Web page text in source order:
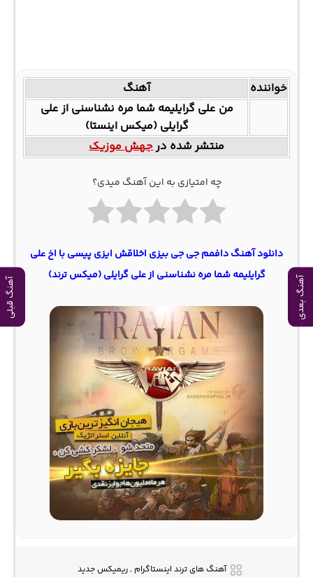
آهنگ بعدی آهنگ قبلی
خواننده
آهنگ
من علی گرایلیمه شما مره نشناسنی از علی
گرایلی (میکس اینستا)
منتشر شده درجهش موزیک
چه امتیازی به این آهنگ میدی؟
دانلود آهنگ دافمم جی جی بیزی اخلاقش ایزی پیسی با اخ علی
گرایلیمه شما مره نشناسنی از علی گرایلی (میکس ترند)
آهنگ های ترند اینستاگرام , ریمیکس جدید